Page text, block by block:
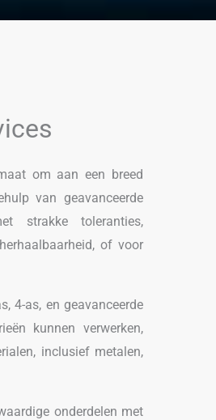
om aan een breed
van geavanceerde
strakke toleranties,
of voor
4-as, en geavanceerde
kunnen verwerken,
inclusief metalen,
onderdelen met